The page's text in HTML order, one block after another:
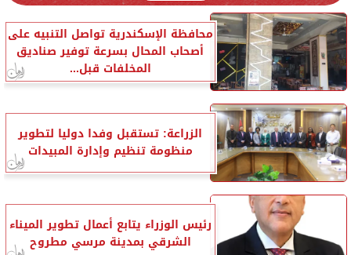
محافظة الإسكندرية تواصل التنبيه على
أصحاب المحال بسرعة توفير صناديق
المخلفات قبل...
الزراعة: تستقبل وفدا دوليا لتطوير
منظومة تنظيم وإدارة المبيدات
رئيس الوزراء يتابع أعمال تطوير الميناء
الشرقي بمدينة مرسي مطروح